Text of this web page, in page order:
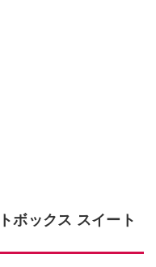
ボックス スイート